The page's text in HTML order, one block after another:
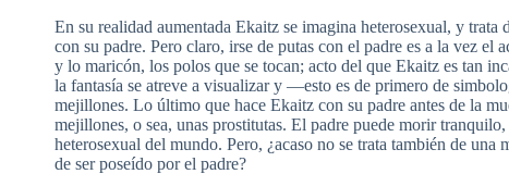
En su realidad aumentada Ekaitz se imagina heterosexual, y trata
con su padre. Pero claro, irse de putas con el padre es a la vez el
y lo maricón, los polos que se tocan; acto del que Ekaitz es tan
la fantasía se atreve a visualizar y —esto es de primero de
mejillones. Lo último que hace Ekaitz con su padre antes de la
mejillones, o sea, unas prostitutas. El padre puede morir
heterosexual del mundo. Pero, ¿acaso no se trata también de
de ser poseído por el padre?